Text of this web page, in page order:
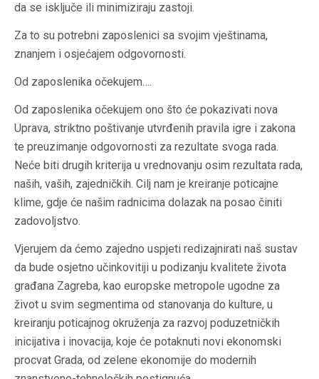
da se isključe ili minimiziraju zastoji.
Za to su potrebni zaposlenici sa svojim vještinama,
znanjem i osjećajem odgovornosti.
Od zaposlenika očekujem….
Od zaposlenika očekujem ono što će pokazivati nova
Uprava, striktno poštivanje utvrđenih pravila igre i zakona
te preuzimanje odgovornosti za rezultate svoga rada.
Neće biti drugih kriterija u vrednovanju osim rezultata rada,
naših, vaših, zajedničkih. Cilj nam je kreiranje poticajne
klime, gdje će našim radnicima dolazak na posao činiti
zadovoljstvo.
Vjerujem da ćemo zajedno uspjeti redizajnirati naš sustav
da bude osjetno učinkovitiji u podizanju kvalitete života
građana Zagreba, kao europske metropole ugodne za
život u svim segmentima od stanovanja do kulture, u
kreiranju poticajnog okruženja za razvoj poduzetničkih
inicijativa i inovacija, koje će potaknuti novi ekonomski
procvat Grada, od zelene ekonomije do modernih